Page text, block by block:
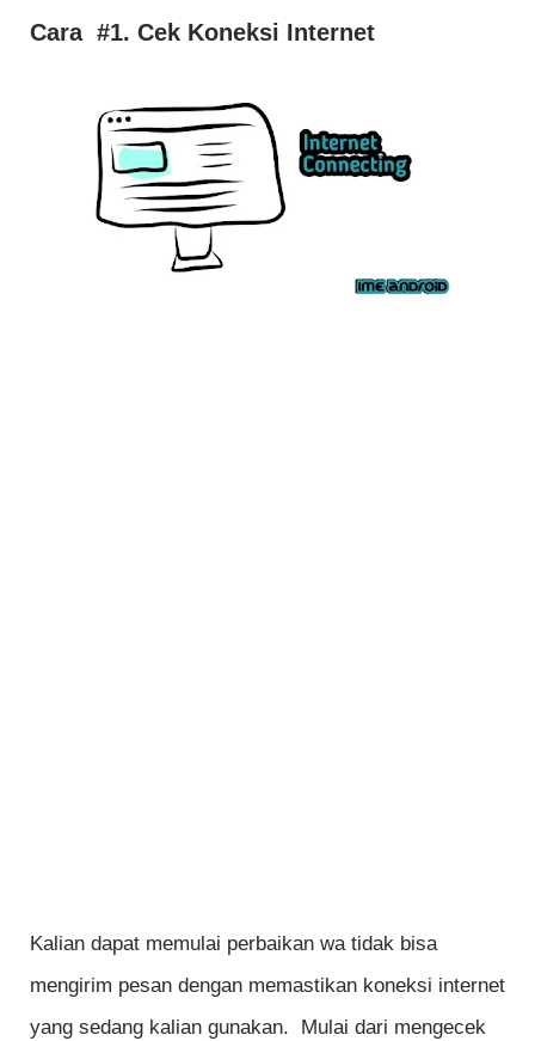
Cara #1. Cek Koneksi Internet
Kalian dapat memulai perbaikan wa tidak bisa
mengirim pesan dengan memastikan koneksi internet
yang sedang kalian gunakan. Mulai dari mengecek